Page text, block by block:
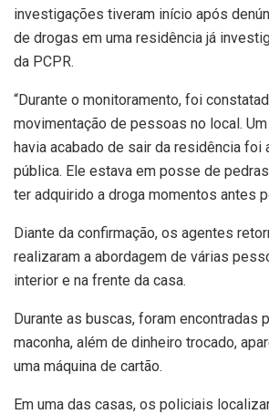
investigações tiveram início após
de drogas em uma residência já
da PCPR.
“Durante o monitoramento, foi
movimentação de pessoas no local.
havia acabado de sair da residência foi
pública. Ele estava em posse de
ter adquirido a droga momentos antes
Diante da confirmação, os agentes
realizaram a abordagem de várias
interior e na frente da casa.
Durante as buscas, foram encontradas
maconha, além de dinheiro trocado,
uma máquina de cartão.
Em uma das casas, os policiais